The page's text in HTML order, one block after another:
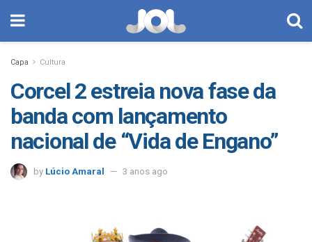
Capa Cultura
Corcel 2 estreia nova fase da
banda com lançamento
nacional de “Vida de Engano”
by Lúcio Amaral 3 anos ago